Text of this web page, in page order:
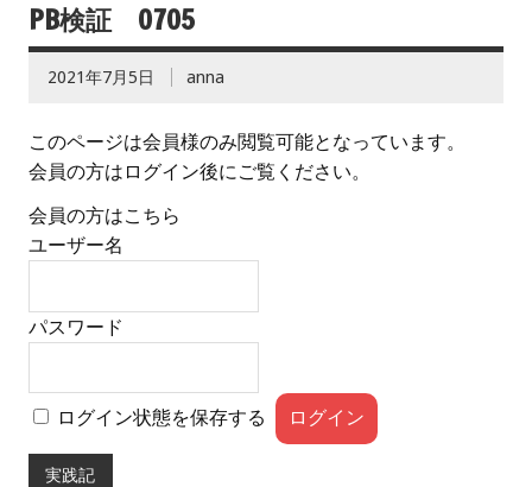
PB検証 0705
2021年7月5日 anna
このページは会員様のみ閲覧可能となっています。
会員の方はログイン後にご覧ください。
会員の方はこちら
ユーザー名
パスワード
ログイン状態を保存する
実践記